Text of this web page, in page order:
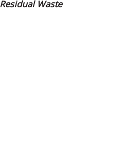
Residual Waste